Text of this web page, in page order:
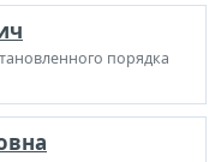
порядка